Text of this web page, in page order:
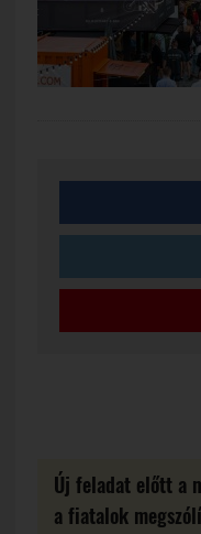
Új feladat előtt a
a fiatalok